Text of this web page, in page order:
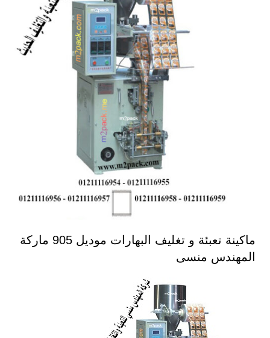
ماكينة تعبئة و تغليف البهارات موديل 905 ماركة
المهندس منسى